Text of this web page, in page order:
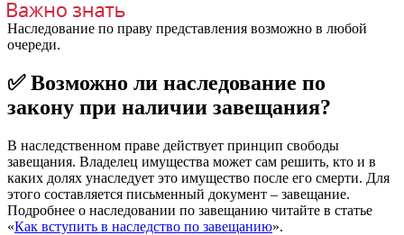
Наследование по праву представления возможно в любой
очереди.
✅ Возможно ли наследование по
закону при наличии завещания?
В наследственном праве действует принцип свободы
завещания. Владелец имущества может сам решить, кто и в
каких долях унаследует это имущество после его смерти. Для
этого составляется письменный документ – завещание.
Подробнее о наследовании по завещанию читайте в статье
«Как вступить в наследство по завещанию».